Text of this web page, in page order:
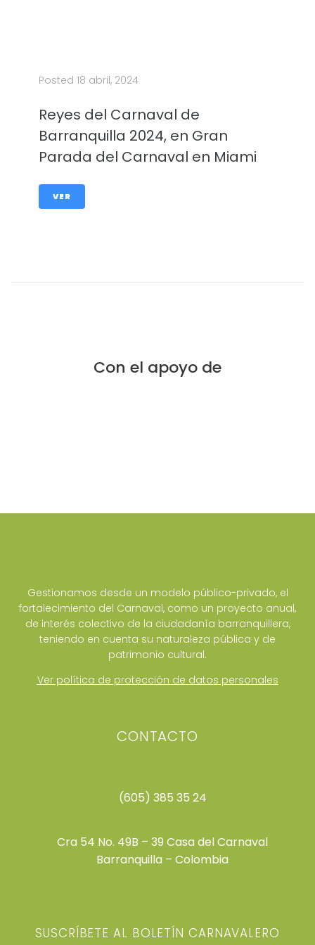
Posted 18 abril, 2024
Reyes del Carnaval de
Barranquilla 2024, en Gran
Parada del Carnaval en Miami
VER
Con el apoyo de
Gestionamos desde un modelo público-privado, el
fortalecimiento del Carnaval, como un proyecto anual,
de interés colectivo de la ciudadanía barranquillera,
teniendo en cuenta su naturaleza pública y de
patrimonio cultural.
Ver política de protección de datos personales
CONTACTO
(605) 385 35 24
Cra 54 No. 49B – 39 Casa del Carnaval
Barranquilla – Colombia
SUSCRÍBETE AL BOLETÍN CARNAVALERO